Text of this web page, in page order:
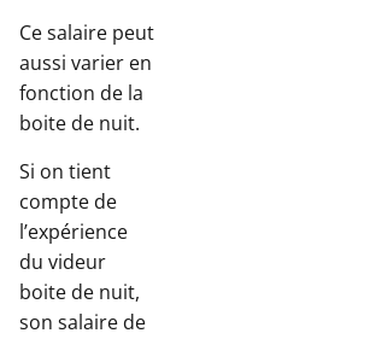
Ce salaire peut
aussi varier en
fonction de la
boite de nuit.
Si on tient
compte de
l’expérience
du videur
boite de nuit,
son salaire de